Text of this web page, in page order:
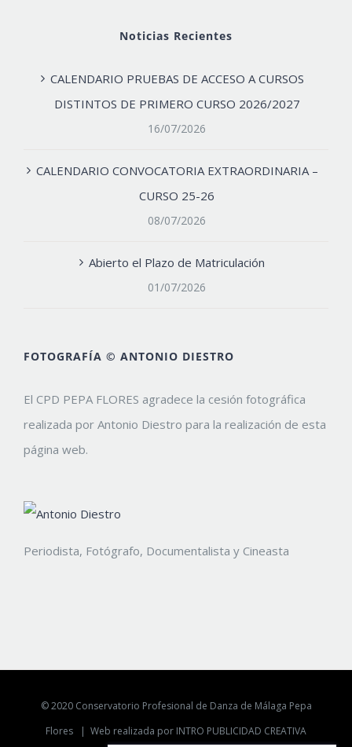
Noticias Recientes
CALENDARIO PRUEBAS DE ACCESO A CURSOS
DISTINTOS DE PRIMERO CURSO 2026/2027
16/07/2026
CALENDARIO CONVOCATORIA EXTRAORDINARIA –
CURSO 25-26
08/07/2026
Abierto el Plazo de Matriculación
01/07/2026
FOTOGRAFÍA © ANTONIO DIESTRO
El CPD PEPA FLORES agradece la cesión fotográfica
realizada por Antonio Diestro para la realización de esta
página web.
Periodista, Fotógrafo, Documentalista y Cineasta
© 2020 Conservatorio Profesional de Danza de Málaga Pepa
Flores | Web realizada por INTRO PUBLICIDAD CREATIVA